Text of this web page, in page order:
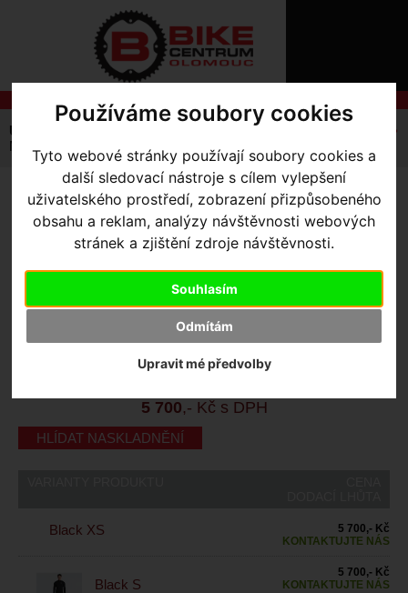
Používáme soubory cookies
Tyto webové stránky používají soubory cookies a
další sledovací nástroje s cílem vylepšení
uživatelského prostředí, zobrazení přizpůsobeného
obsahu a reklam, analýzy návštěvnosti webových
stránek a zjištění zdroje návštěvnosti.
Souhlasím
Odmítám
Upravit mé předvolby
NÁS
NÁKUPU
SLUŽBY
REGISTRACE
ZTRATILI
Úvodní strana
Men's SL Rain Jacket
MEN'S SL RAIN JACKET-
Black XS
Výrobce:
Specialized
64422-3801
Skladem:
Ano, u dodavatele
KONTAKTUJTE NÁS
5 700,- Kč s DPH
HLÍDAT NASKLADNĚNÍ
Black XS
5 700,- Kč
KONTAKTUJTE NÁS
Black S
5 700,- Kč
KONTAKTUJTE NÁS